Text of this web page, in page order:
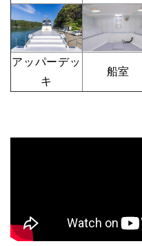
アッパーデッ
キ
船室